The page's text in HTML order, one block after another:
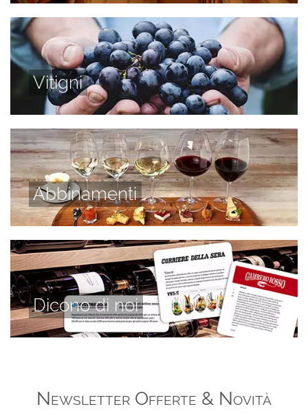
Vitigni
Abbinamenti
Dicono di noi
Newsletter Offerte & Novità